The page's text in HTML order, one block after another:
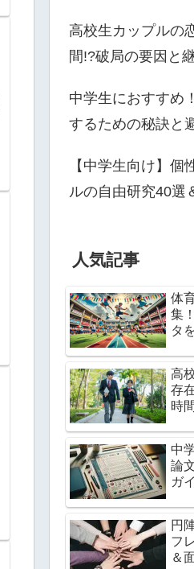
高校生カップルの
間!?破局の要因と
中学生におすすめ
するための秘訣と
【中学生向け】個
ルの自由研究40選
人気記事
体
集
タ
高
存
時
中
論
ガ
円
フ
＆